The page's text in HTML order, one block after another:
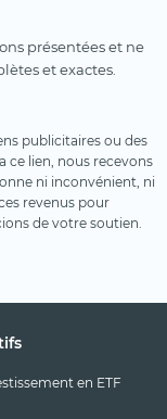
présentées et ne
et exactes.
publicitaires ou des
ce lien, nous recevons
ni inconvénient, ni
revenus pour
de votre soutien.
en ETF